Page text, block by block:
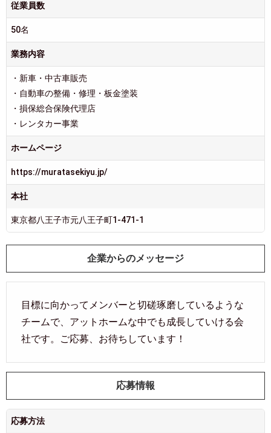
従業員数
50名
業務内容
・新車・中古車販売
・自動車の整備・修理・板金塗装
・損保総合保険代理店
・レンタカー事業
ホームページ
https://muratasekiyu.jp/
本社
東京都八王子市元八王子町1-471-1
企業からのメッセージ
目標に向かってメンバーと切磋琢磨しているような
チームで、アットホームな中でも成長していける会
社です。ご応募、お待ちしています！
応募情報
応募方法